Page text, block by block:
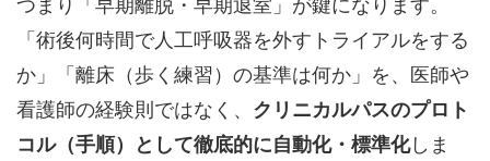
「術後何時間で人工呼吸器を外すトライアルをする
か」「離床（歩く練習）の基準は何か」を、医師や
看護師の経験則ではなく、 クリニカルパスのプロト
コル（手順）として徹底的に自動化・標準化しま